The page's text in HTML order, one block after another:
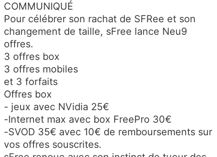
COMMUNIQUÉ
Pour célébrer son rachat de SFRee et son
changement de taille, sFree lance Neu9
offres.
3 offres box
3 offres mobiles
et 3 forfaits
Offres box
- jeux avec NVidia 25€
-Internet max avec box FreePro 30€
-SVOD 35€ avec 10€ de remboursements sur
vos offres souscrites.